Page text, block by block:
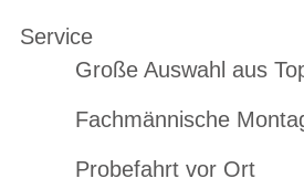
Service
Große Auswahl aus
Fachmännische
Probefahrt vor Ort